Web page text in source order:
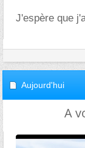
J'espère que
Aujourd'hui
A